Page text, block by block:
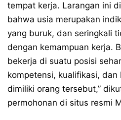
tempat kerja. Larangan ini
bahwa usia merupakan
yang buruk, dan seringkali
dengan kemampuan kerja.
bekerja di suatu posisi
kompetensi, kualifikasi, dan
dimiliki orang tersebut,”
permohonan di situs resmi